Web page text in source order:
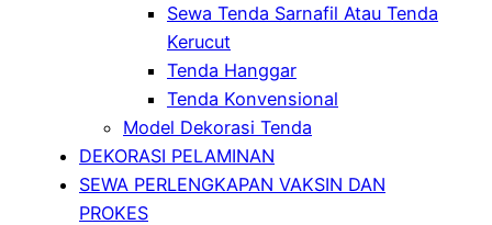
Sewa Tenda Sarnafil Atau Tenda
Kerucut
Tenda Hanggar
Tenda Konvensional
Model Dekorasi Tenda
DEKORASI PELAMINAN
SEWA PERLENGKAPAN VAKSIN DAN
PROKES